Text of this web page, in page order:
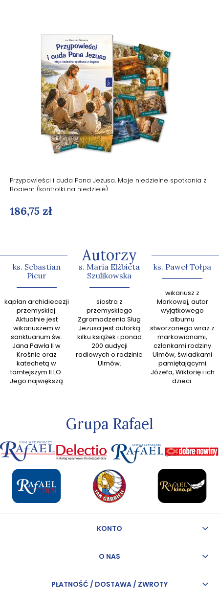
Przypowieści i cuda Pana Jezusa. Moje niedzielne spotkania z
Bogiem (kontrolki na niedzielę)
186,75 zł
Autorzy
ks. Sebastian
Picur
kapłan archidiecezji
przemyskiej.
Aktualnie jest
wikariuszem w
sanktuarium św.
Jana Pawła II w
Krośnie oraz
katechetą w
tamtejszym II LO.
Jego największą
odkrywać miłość
s. Maria Elżbieta
Szulikowska
siostra z
przemyskiego
Zgromadzenia Sług
Jezusa jest autorką
kilku książek i ponad
200 audycji
radiowych o rodzinie
Ulmów.
ks. Paweł Tołpa
wikariusz z
Markowej, autor
wyjątkowego
albumu
stworzonego wraz z
markowianami,
członkami rodziny
Ulmów, świadkami
pamiętającymi
Józefa, Wiktorię i ich
dzieci.
abp
Grupa Rafael
KONTO
O NAS
PŁATNOŚĆ / DOSTAWA / ZWROTY